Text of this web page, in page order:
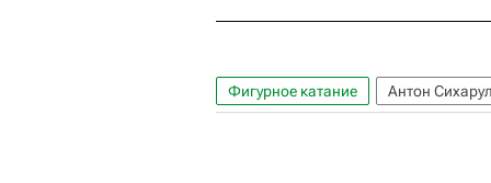
Фигурное катание Антон